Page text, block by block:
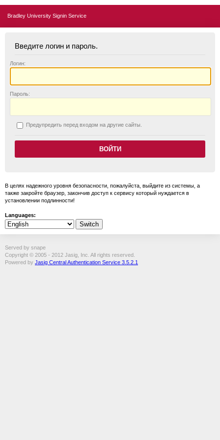
Bradley University Signin Service
Введите логин и пароль.
Логин:
Пароль:
Предупредить перед входом на другие сайты.
В целях надежного уровня безопасности, пожалуйста, выйдите из системы, а
также закройте браузер, закончив доступ к сервису который нуждается в
установлении подлинности!
Languages:
Served by snape
Copyright © 2005 - 2012 Jasig, Inc. All rights reserved.
Powered by Jasig Central Authentication Service 3.5.2.1